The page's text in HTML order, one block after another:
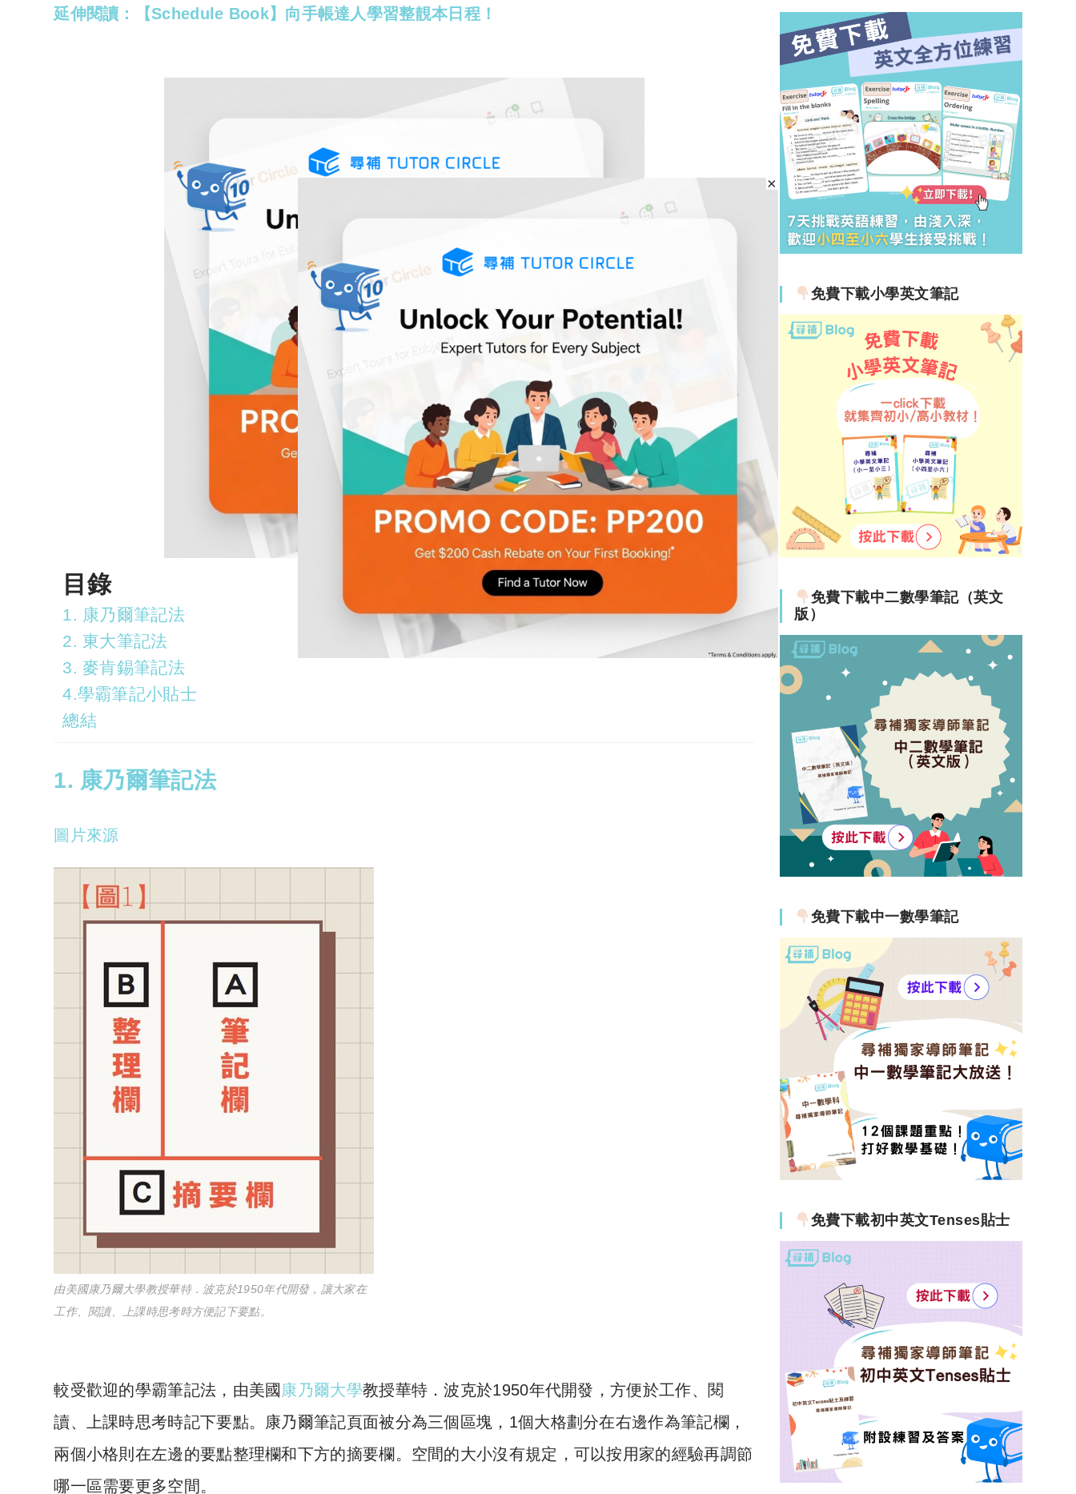
延伸閱讀：【Schedule Book】向手帳達人學習整靚本日程！
目錄
1. 康乃爾筆記法
2. 東大筆記法
3. 麥肯錫筆記法
4.學霸筆記小貼士
總結
1. 康乃爾筆記法
圖片來源
由美國康乃爾大學教授華特．波克於1950年代開發，讓大家在
工作、閱讀、上課時思考時方便記下要點。
較受歡迎的學霸筆記法，由美國 康乃爾大學教授華特．波克於1950年代開發，方便於工作、閱
讀、上課時思考時記下要點。康乃爾筆記頁面被分為三個區塊，1個大格劃分在右邊作為筆記欄，
兩個小格則在左邊的要點整理欄和下方的摘要欄。空間的大小沒有規定，可以按用家的經驗再調節
哪一區需要更多空間。
免費下載小學英文筆記
免費下載中二數學筆記（英文
版）
免費下載中一數學筆記
免費下載初中英文Tenses貼士